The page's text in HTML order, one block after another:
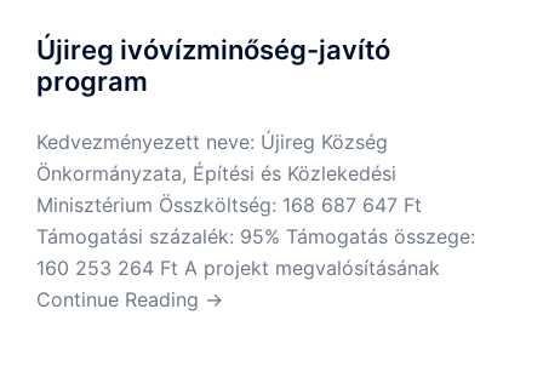
Újireg ivóvízminőség-javító
program
Kedvezményezett neve: Újireg Község
Önkormányzata, Építési és Közlekedési
Minisztérium Összköltség: 168 687 647 Ft
Támogatási százalék: 95% Támogatás összege:
160 253 264 Ft A projekt megvalósításának
Continue Reading →